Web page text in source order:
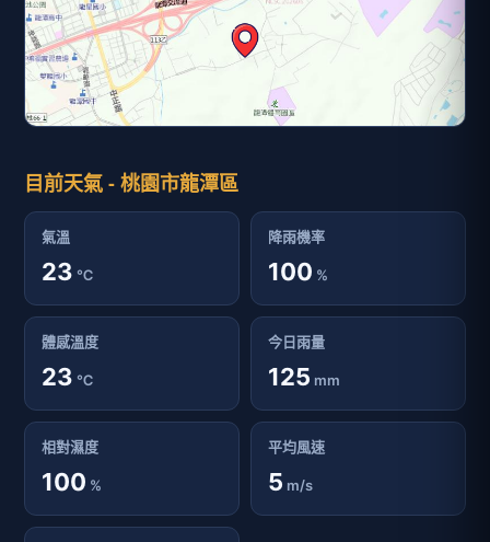
目前天氣 - 桃園市龍潭區
氣溫
23 ℃
降雨機率
100 %
體感溫度
23 ℃
今日雨量
125 mm
相對濕度
100 %
平均風速
5 m/s